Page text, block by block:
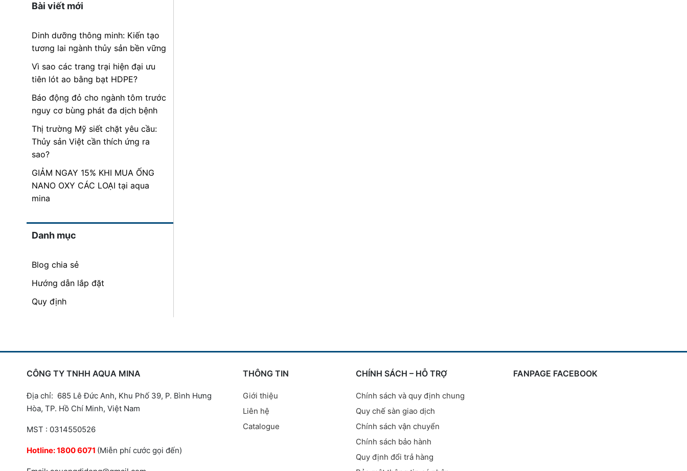
Bài viết mới
Dinh dưỡng thông minh: Kiến tạo
tương lai ngành thủy sản bền vững
Vì sao các trang trại hiện đại ưu
tiên lót ao bằng bạt HDPE?
Báo động đỏ cho ngành tôm trước
nguy cơ bùng phát đa dịch bệnh
Thị trường Mỹ siết chặt yêu cầu:
Thủy sản Việt cần thích ứng ra
sao?
GIẢM NGAY 15% KHI MUA ỐNG
NANO OXY CÁC LOẠI tại aqua
mina
Danh mục
Blog chia sẻ
Hướng dẫn lắp đặt
Quy định
CÔNG TY TNHH AQUA MINA
Địa chỉ: 685 Lê Đức Anh, Khu Phố 39, P. Bình Hưng
Hòa, TP. Hồ Chí Minh, Việt Nam
MST : 0314550526
Hotline:1800 6071 (Miễn phí cước gọi đến)
THÔNG TIN
Giới thiệu
Liên hệ
Catalogue
CHÍNH SÁCH – HỖ TRỢ
Chính sách và quy định chung
Quy chế sàn giao dịch
Chính sách vận chuyển
Chính sách bảo hành
Quy định đổi trả hàng
FANPAGE FACEBOOK